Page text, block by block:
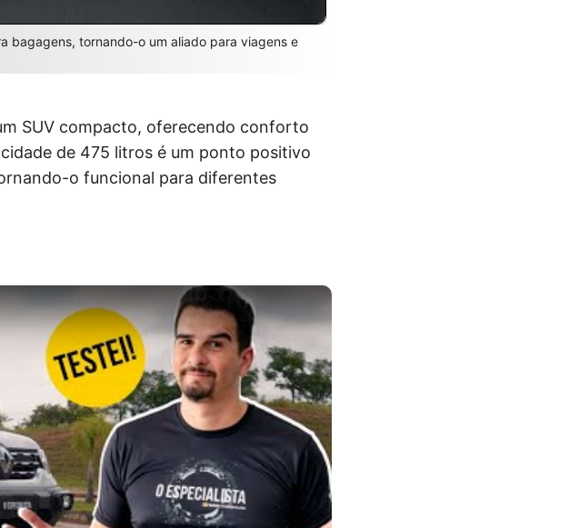
bagagens, tornando-o um aliado para viagens e
SUV compacto, oferecendo conforto
de 475 litros é um ponto positivo
o funcional para diferentes